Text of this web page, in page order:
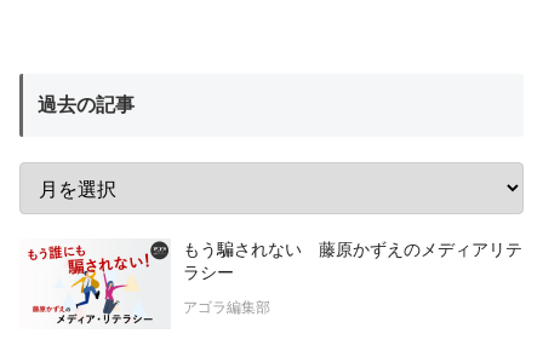
過去の記事
もう騙されない 藤原かずえのメディアリテ
ラシー
アゴラ編集部